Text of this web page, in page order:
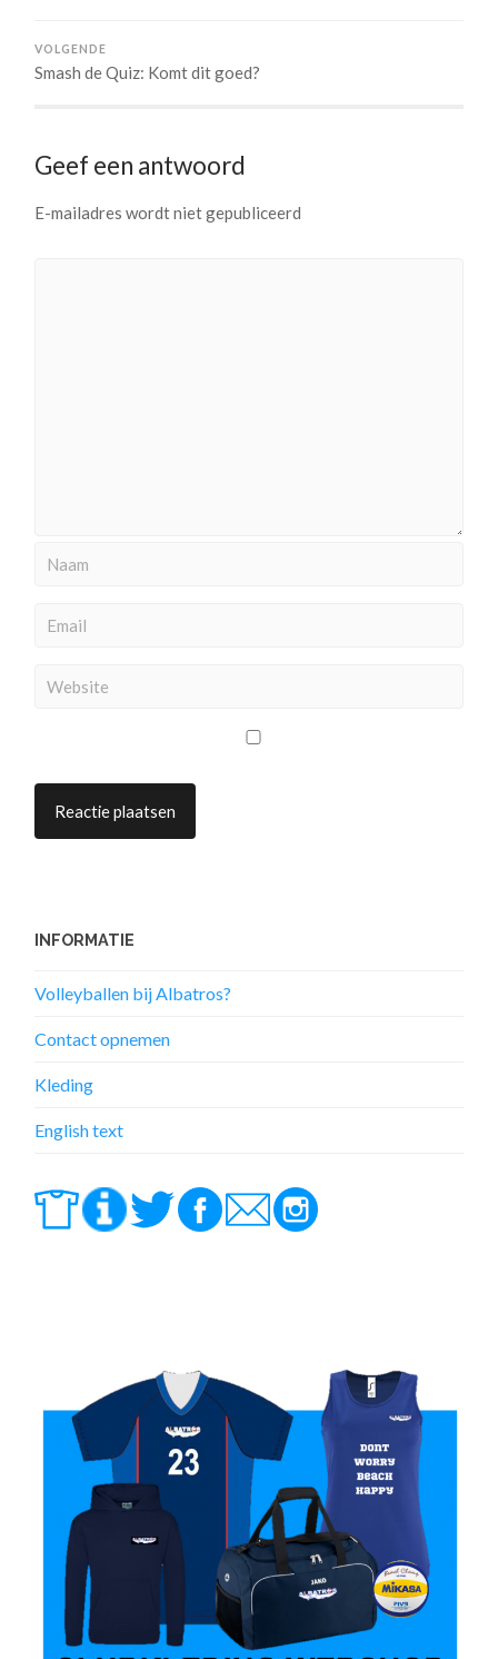
VOLGENDE
Smash de Quiz: Komt dit goed?
Geef een antwoord
E-mailadres wordt niet gepubliceerd
INFORMATIE
Volleyballen bij Albatros?
Contact opnemen
Kleding
English text